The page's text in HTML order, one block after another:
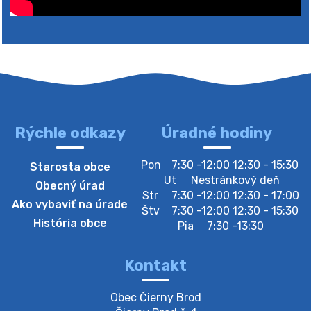
4. augusta 2026 10:05
Zberný dvor-Gyűjtőudvar
Oznamujeme obyvateľom, že v stredu 05. augusta
bude zberný dvor zatvorený. Értesítjük a lakosokat,
hogy szerdán augusztus 05-én a gyűjtőudvar zárva
lesz https://ciernybrod.sk?p=214…
Zber separovaného odpadu plastu-
Szeparált műanya…
Rýchle odkazy
Starosta obce
Obecný úrad
Ako vybaviť na úrade
História obce
Úradné hodiny
Pon
7:30 -12:00 12:30 - 15:30
Ut
Nestránkový deň
Str
7:30 -12:00 12:30 - 17:00
Štv
7:30 -12:00 12:30 - 15:30
Pia
7:30 -13:30
Kontakt
Obec Čierny Brod